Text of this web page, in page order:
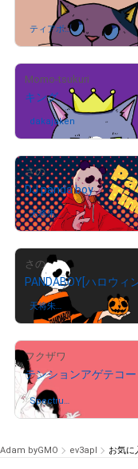
ティアボイ さんが保有中
Momo-tsukuri
キング
dakajaken さんが保有中
さの
DJ panda boy
天将朱
雀/suzaku
さんが保有中
さの
PANDABOY[ハロウィ
天将朱
雀/suzaku
さんが保有中
フクザワ
テンションアゲテコー！
Spectrum
Science
Adam byGMO ev3apl お気に